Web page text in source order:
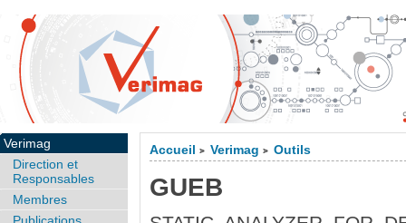
Accueil > Verimag > Outils
GUEB
Verimag
Direction et
Responsables
Membres